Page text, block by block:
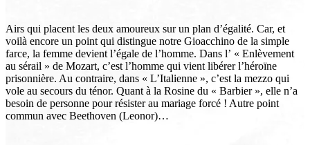
Airs qui placent les deux amoureux sur un plan d’égalité. Car, et
voilà encore un point qui distingue notre Gioacchino de la simple
farce, la femme devient l’égale de l’homme. Dans l’ « Enlèvement
au sérail » de Mozart, c’est l’homme qui vient libérer l’héroïne
prisonnière. Au contraire, dans « L’Italienne », c’est la mezzo qui
vole au secours du ténor. Quant à la Rosine du « Barbier », elle n’a
besoin de personne pour résister au mariage forcé ! Autre point
commun avec Beethoven (Leonor)…